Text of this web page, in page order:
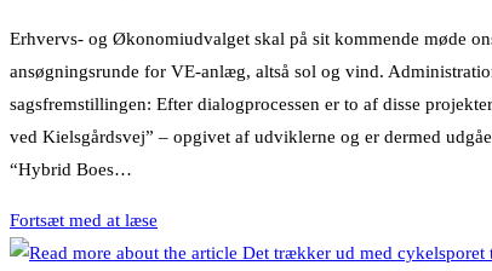
Erhvervs- og Økonomiudvalget skal på sit kommende møde
ansøgningsrunde for VE-anlæg, altså sol og vind.
sagsfremstillingen: Efter dialogprocessen er to af disse
ved Kielsgårdsvej” – opgivet af udviklerne og er dermed
“Hybrid Boes…
Fortsæt med at læse
anlægget